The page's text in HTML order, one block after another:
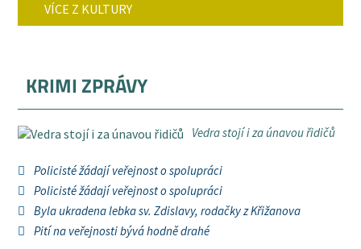
VÍCE Z KULTURY
KRIMI ZPRÁVY
Vedra stojí i za únavou řidičů
Policisté žádají veřejnost o spolupráci
Policisté žádají veřejnost o spolupráci
Byla ukradena lebka sv. Zdislavy, rodačky z Křižanova
Pití na veřejnosti bývá hodně drahé